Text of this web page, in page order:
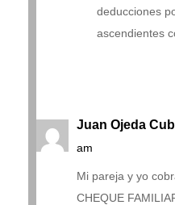
deducciones
ascendientes
Juan Ojeda
am
Mi pareja y yo
CHEQUE